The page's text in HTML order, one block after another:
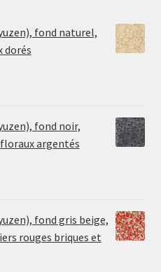
fond naturel,
dorés
fond noir,
argentés
fond gris beige,
rouges briques et